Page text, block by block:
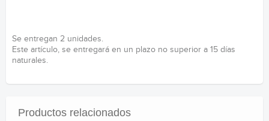
Se entregan 2 unidades.
Este artículo, se entregará en un plazo no superior a 15 días
naturales.
Productos relacionados